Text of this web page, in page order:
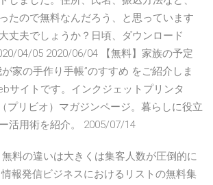
たので無料なんだろう、と思っています
丈夫でしょうか？日頃、ダウンロード
04/05 2020/06/04 【無料】家族の予定
家の手作り手帳”のすすめ をご紹介しま
サイトです。インクジェットプリンタ
プリビオ）マガジンページ。暮らしに役立
活用術を紹介。 2005/07/14
料の違いは大きくは集客人数が圧倒的に
報発信ビジネスにおけるリストの無料集